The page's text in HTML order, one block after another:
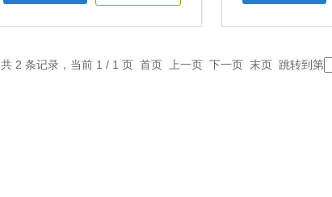
共 2 条记录，当前 1 / 1 页 首页 上一页 下一页 末页 跳转到第